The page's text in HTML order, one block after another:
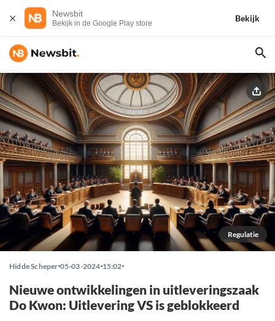
Newsbit
Bekijk in de Google Play store
Bekijk
Regulatie
Hidde Scheper 05-03-2024 15:02
Nieuwe ontwikkelingen in uitleveringszaak
Do Kwon: Uitlevering VS is geblokkeerd